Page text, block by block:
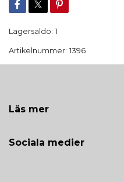
Lagersaldo: 1
Artikelnummer: 1396
Läs mer
Sociala medier